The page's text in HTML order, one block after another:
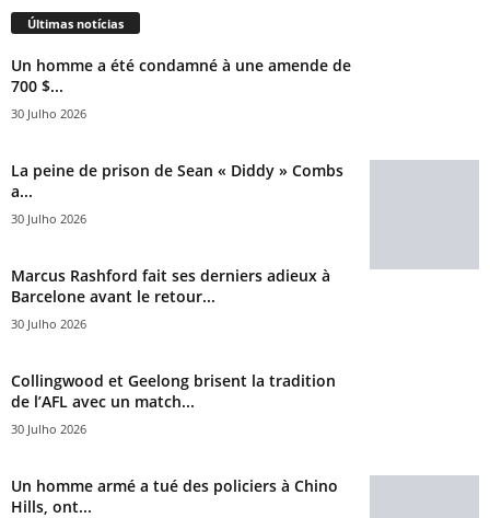
Últimas notícias
Un homme a été condamné à une amende de
700 $...
30 Julho 2026
La peine de prison de Sean « Diddy » Combs
a...
30 Julho 2026
Marcus Rashford fait ses derniers adieux à
Barcelone avant le retour...
30 Julho 2026
Collingwood et Geelong brisent la tradition
de l’AFL avec un match...
30 Julho 2026
Un homme armé a tué des policiers à Chino
Hills, ont...